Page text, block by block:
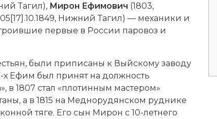
Тагил), Мирон Ефимович (1803,
Нижний Тагил) — механики и
первые в России паровоз и
были приписаны к Выйскому заводу
х Ефим был принят на должность
в 1807 стал «плотинным мастером»
а в 1815 на Меднорудянском руднике
тяге. Его сын Мирон с 10-летнего